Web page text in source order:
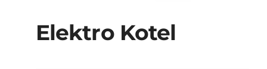
Elektro Kotel